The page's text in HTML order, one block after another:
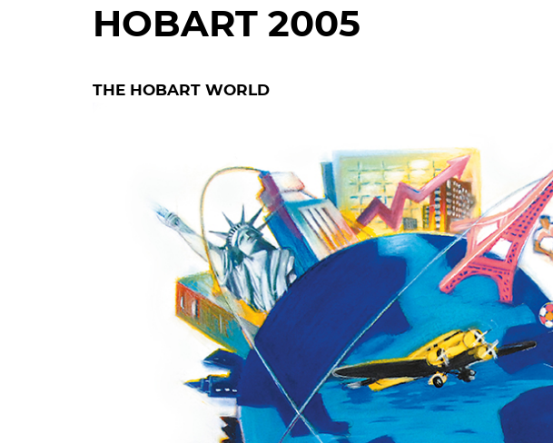
HOBART 2005
THE HOBART WORLD